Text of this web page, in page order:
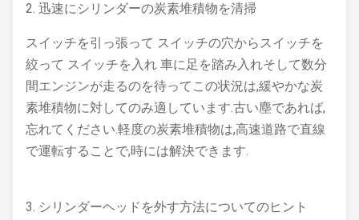
2. 迅速にシリンダーの炭素堆積物を清掃
スイッチを引っ張って スイッチの穴からスイッチを
絞って スイッチを入れ 車に足を踏み入れそして数分
間エンジンが走るのを待ってこの状況は,緩やかな炭
素堆積物に対してのみ適しています.古い塵であれば,
忘れてください.軽度の炭素堆積物は,高速道路で直線
で運転することで,時には解決できます.
3. シリンダーヘッドを外す方法についてのヒント